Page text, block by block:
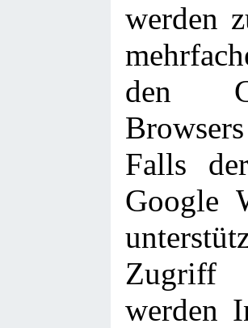
werden
den
Falls
Google
Zugriff
werden